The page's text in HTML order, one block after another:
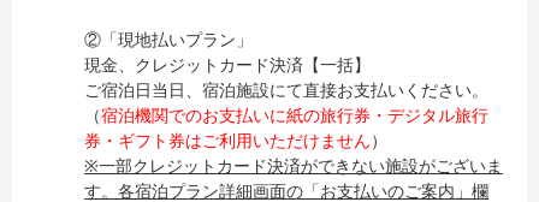
②「現地払いプラン」
現金、クレジットカード決済【一括】
ご宿泊日当日、宿泊施設にて直接お支払いください。
（宿泊機関でのお支払いに紙の旅行券・デジタル旅行
券・ギフト券はご利用いただけません）
※一部クレジットカード決済ができない施設がございま
す。各宿泊プラン詳細画面の「お支払いのご案内」欄